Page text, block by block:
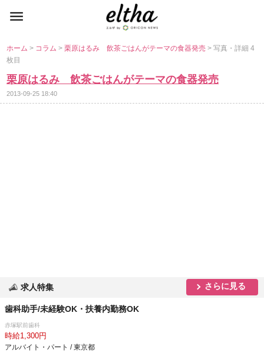
ホーム> コラム>栗原はるみ 飲茶ごはんがテーマの食器発売> 写真・詳細 4
枚目
栗原はるみ 飲茶ごはんがテーマの食器発売
2013-09-25 18:40
求人特集 さらに見る
歯科助手/未経験OK・扶養内勤務OK
赤塚駅前歯科
時給1,300円
アルバイト・パート / 東京都